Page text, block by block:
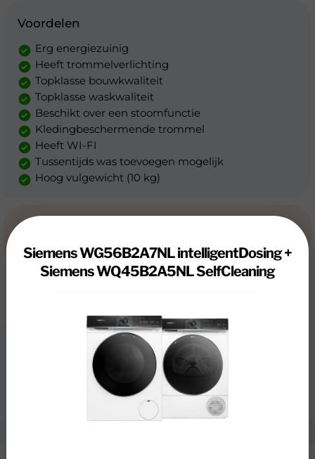
Voordelen
Erg energiezuinig
Heeft trommelverlichting
Topklasse bouwkwaliteit
Topklasse waskwaliteit
Beschikt over een stoomfunctie
Kledingbeschermende trommel
Heeft WI-FI
Tussentijds was toevoegen mogelijk
Hoog vulgewicht (10 kg)
Nadelen
Siemens WG56B2A7NL
intelligentDosing + Siemens
WQ45B2A5NL SelfCleaning
Siemens WG56B2A7NL intelligentDosing +
Siemens WQ45B2A5NL SelfCleaning